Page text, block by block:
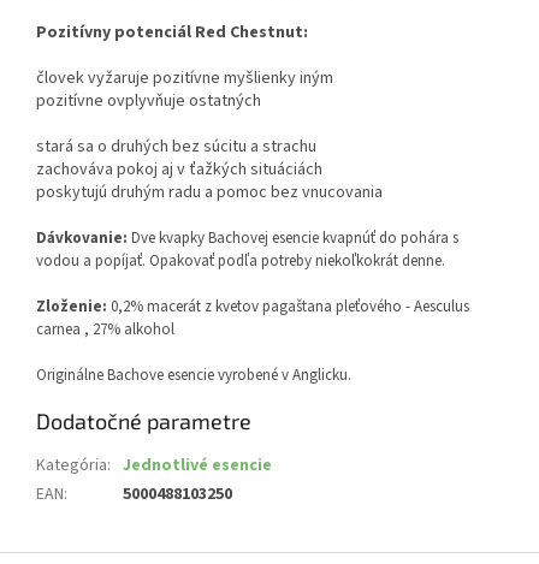
Pozitívny potenciál Red Chestnut:
človek vyžaruje pozitívne myšlienky iným
pozitívne ovplyvňuje ostatných
stará sa o druhých bez súcitu a strachu
zachováva pokoj aj v ťažkých situáciách
poskytujú druhým radu a pomoc bez vnucovania
Dávkovanie: Dve kvapky Bachovej esencie kvapnúť do pohára s
vodou a popíjať. Opakovať podľa potreby niekoľkokrát denne.
Zloženie: 0,2% macerát z kvetov pagaštana pleťového - Aesculus
carnea , 27% alkohol
Originálne Bachove esencie vyrobené v Anglicku.
Dodatočné parametre
Kategória: Jednotlivé esencie
EAN: 5000488103250